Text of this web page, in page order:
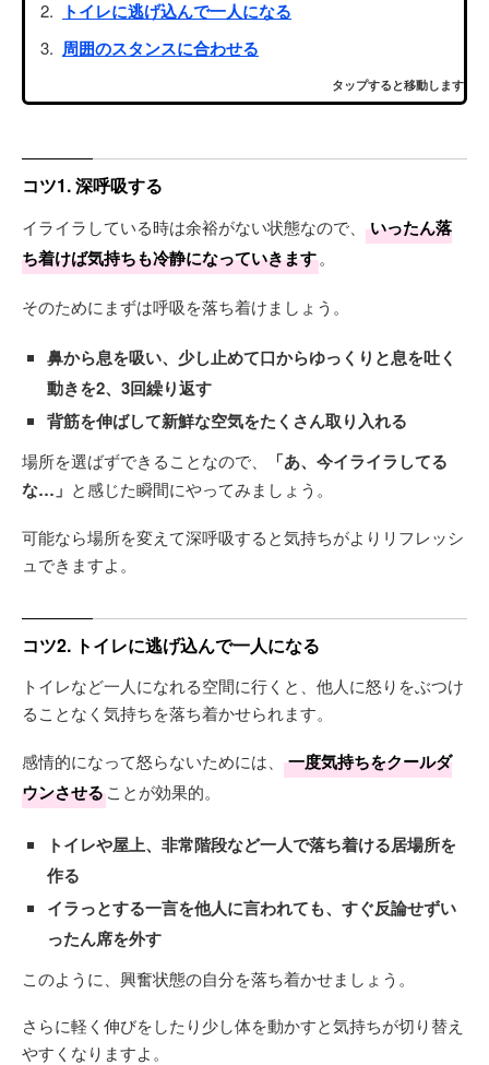
トイレに逃げ込んで一人になる
周囲のスタンスに合わせる
タップすると移動します
コツ1. 深呼吸する
イライラしている時は余裕がない状態なので、
いったん落
ち着けば気持ちも冷静になっていきます。
そのためにまずは呼吸を落ち着けましょう。
鼻から息を吸い、少し止めて口からゆっくりと息を吐く
動きを2、3回繰り返す
背筋を伸ばして新鮮な空気をたくさん取り入れる
場所を選ばずできることなので、
「あ、今イライラしてる
な…」 と感じた瞬間にやってみましょう。
可能なら場所を変えて深呼吸すると気持ちがよりリフレッシ
ュできますよ。
コツ2. トイレに逃げ込んで一人になる
トイレなど一人になれる空間に行くと、他人に怒りをぶつけ
ることなく気持ちを落ち着かせられます。
感情的になって怒らないためには、
一度気持ちをクールダ
ウンさせることが効果的。
トイレや屋上、非常階段など一人で落ち着ける居場所を
作る
イラっとする一言を他人に言われても、すぐ反論せずい
ったん席を外す
このように、興奮状態の自分を落ち着かせましょう。
さらに軽く伸びをしたり少し体を動かすと気持ちが切り替え
やすくなりますよ。